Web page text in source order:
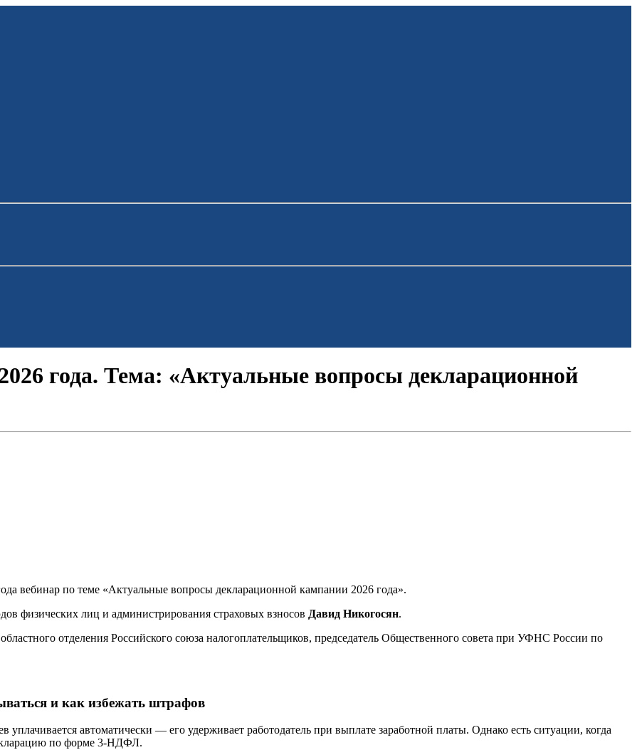
года. Тема: «Актуальные вопросы декларационной
вебинар по теме «Актуальные вопросы декларационной кампании 2026 года».
физических лиц и администрирования страховых взносов Давид Никогосян.
отделения Российского союза налогоплательщиков, председатель Общественного совета при УФНС России по
и как избежать штрафов
автоматически — его удерживает работодатель при выплате заработной платы. Однако есть ситуации, когда
по форме 3-НДФЛ.